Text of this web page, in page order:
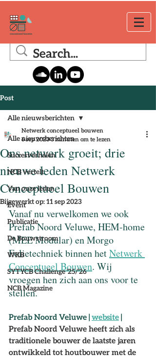
Post
Alle nieuwsberichten
Succesverhalen
NCB vertelt
Van onze leden
Event
Publicatie
De Bouwstroom
WKB
SYTYCB Challenge '25/'26
NCB Magazine
Alle nieuwsberichten
Ons netwerk groeit; drie
nieuwe leden Netwerk
Conceptueel Bouwen
Netwerk conceptueel bouwen
6 sep 2023 3 minuten om te lezen
Bijgewerkt op:11 sep 2023
Vanaf nu verwelkomen we ook
Prefab Noord Veluwe, HEM-home
(MEE Modular) en Morgo
Folietechniek binnen het Netwerk
Conceptueel Bouwen. Wij
vroegen hen zich aan ons voor te
stellen.
Prefab Noord Veluwe | website |
Prefab Noord Veluwe heeft zich als
traditionele bouwer de laatste jaren
ontwikkeld tot houtbouwer met de